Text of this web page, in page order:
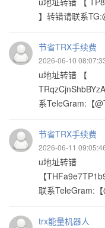
】转错请联系
节省TRX手续费
2026-06-10
u地址转错 【
系TeleGram:【
节省TRX手续费
2026-06-11
u地址转错
【
联系TeleGram:【
trx能量机器人